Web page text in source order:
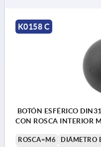
K0158 C
BOTÓN ESFÉRICO
CON ROSCA INTERIOR
ROSCA=M6
DIÁMETRO